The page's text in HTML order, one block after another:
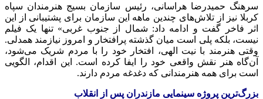
سرهنگ حمیدرضا هراسانی، رئیس سازمان بسیج هنرمندان سپاه
کربلا نیز از تلاش‌های چندین ماهه این سازمان برای پشتیبانی از این
اثر فاخر گفت و ادامه داد: شمال از جنوب غربی» تنها یک فیلم
نیست، بلکه پلی است میان گذشته پرافتخار و امروز نیازمند همدلی.
وقتی هنرمند با نیت الهی، افتخار خود را با مردم شریک می‌شود،
آن‌گاه هنر نقش واقعی خود را ایفا کرده است. این اقدام، الگویی
است برای همه هنرمندانی که دغدغه مردم دارند.
بزرگ‌ترین پروژه سینمایی مازندران پس از انقلاب